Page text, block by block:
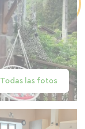
Todas las fotos